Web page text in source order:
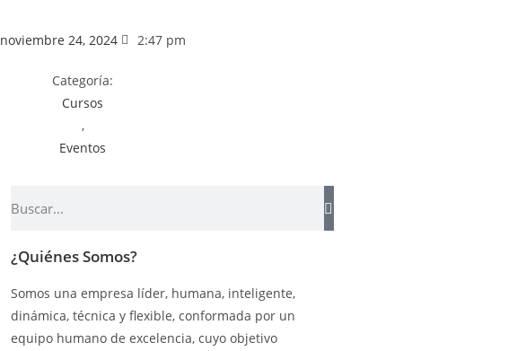
noviembre 24, 2024 2:47 pm
Categoría:
Cursos
,
Eventos
¿Quiénes Somos?
Somos una empresa líder, humana, inteligente,
dinámica, técnica y flexible, conformada por un
equipo humano de excelencia, cuyo objetivo